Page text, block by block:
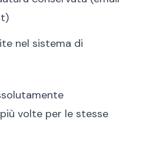
nel sistema di
volte per le stesse